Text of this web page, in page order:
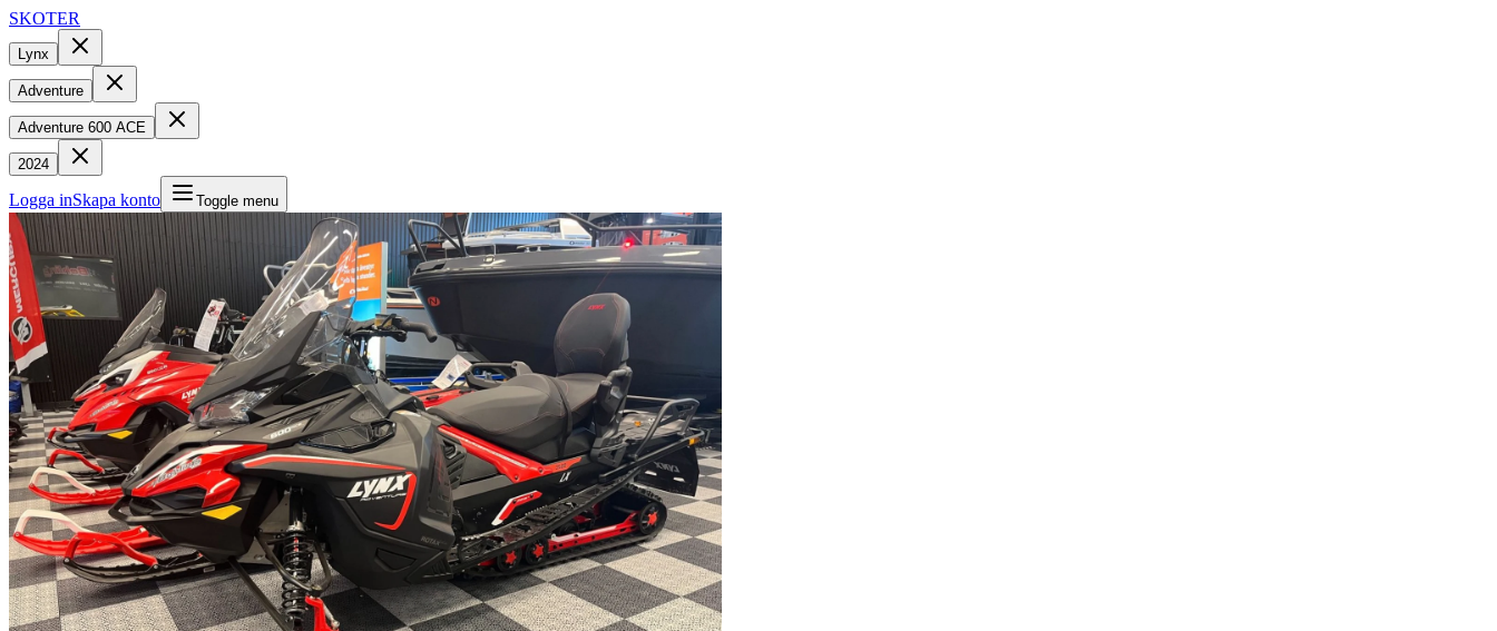
SKOTER
Lynx
Adventure
Adventure 600 ACE
2024
Logga inSkapa konto Toggle menu